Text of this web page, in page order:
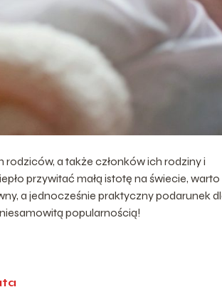
a także członków ich rodziny i
przywitać małą istotę na świecie, warto
a jednocześnie praktyczny podarunek
popularnością!